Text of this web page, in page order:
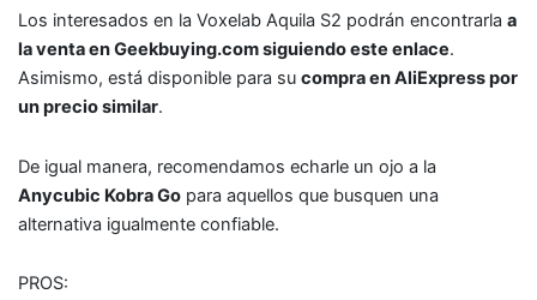
Los interesados en la Voxelab Aquila S2 podrán encontrarla a
la venta en Geekbuying.com siguiendo este enlace.
Asimismo, está disponible para su compra en AliExpress por
un precio similar.
De igual manera, recomendamos echarle un ojo a la
Anycubic Kobra Go para aquellos que busquen una
alternativa igualmente confiable.
PROS: